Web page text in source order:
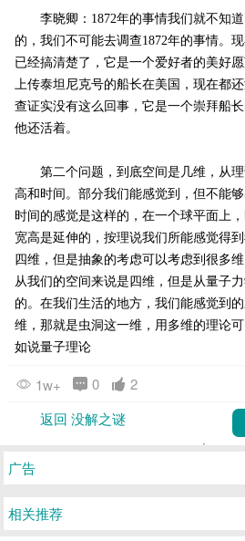
李晓卿：1872年的事情我们就不知道
的，我们不可能去调查1872年的事情。
已经搞清楚了，它是一个爱好者的美好
上传泰坦尼克号的船长在美国，现在都
查证实没有这么回事，它是一个崇拜船
他还活着。
第二个问题，到底空间是几维，从理
高和时间。部分我们能感觉到，但不能
时间的感觉是这样的，在一个球平面上
宽高是延伸的，按理说我们所能感觉得
四维，但是抽象的考虑可以考虑到很多
从我们的空间来说是四维，但是从量子
的。在我们生活的地方，我们能感觉到
维，那就是虫洞这一维，用多维的理论
如说量子理论
1w+ 0
2
返回 没解之谜
广告
相关推荐